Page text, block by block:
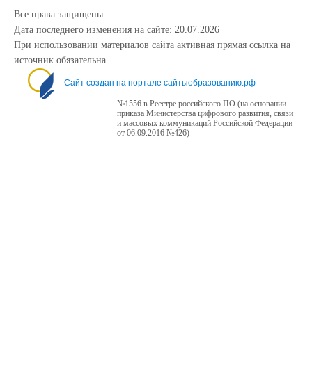
Все права защищены.
Дата последнего изменения на сайте: 20.07.2026
При использовании материалов сайта активная прямая ссылка на
источник обязательна
Сайт создан на портале сайтыобразованию.рф
№1556 в Реестре российского ПО (на основании
приказа Министерства цифрового развития, связи
и массовых коммуникаций Российской Федерации
от 06.09.2016 №426)